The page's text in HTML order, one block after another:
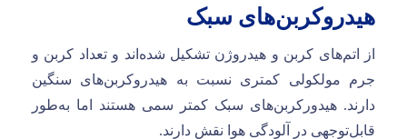
هیدروکربن‌های سبک
از اتم‌های کربن و هیدروژن تشکیل شده‌اند و تعداد کربن و
جرم مولکولی کمتری نسبت به هیدروکربن‌های سنگین
دارند. هیدورکربن‌های سبک کمتر سمی هستند اما به‌طور
قابل‌توجهی در آلودگی هوا نقش دارند.